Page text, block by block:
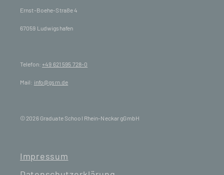
Ernst-Boehe-Straße 4
67059 Ludwigshafen
Telefon:+49 621 595 728-0
Mail: info@gsrn.de
© 2026 Graduate School Rhein-Neckar gGmbH
Impressum